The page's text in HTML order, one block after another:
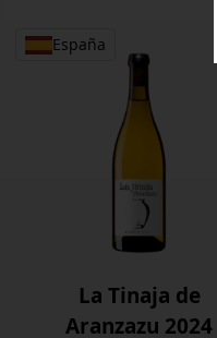
España
La Tinaja de
Aranzazu 2024